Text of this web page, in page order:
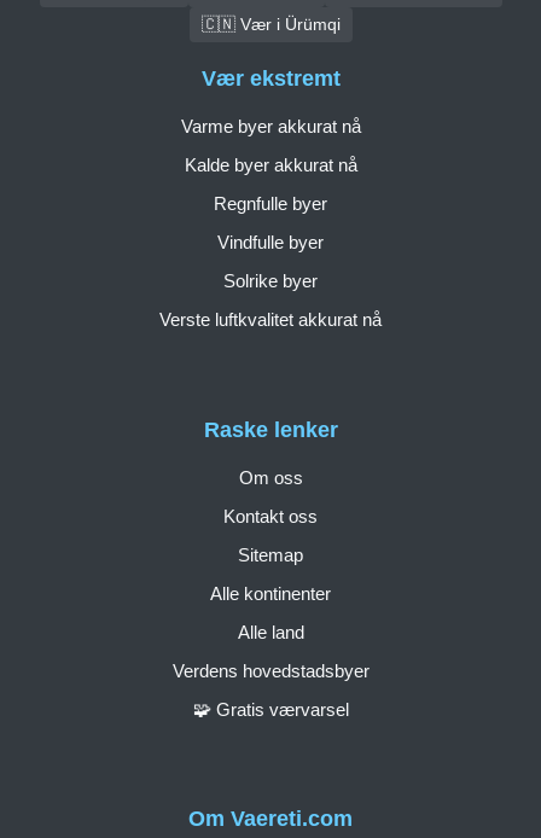
🇨🇳 Vær i Ürümqi
Om Vaereti.com
Raske lenker
Om oss
Kontakt oss
Sitemap
Alle kontinenter
Alle land
Verdens hovedstadsbyer
🧩 Gratis værvarsel
Vær ekstremt
Varme byer akkurat nå
Kalde byer akkurat nå
Regnfulle byer
Vindfulle byer
Solrike byer
Verste luftkvalitet akkurat nå